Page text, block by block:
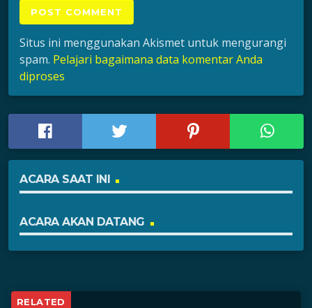
Situs ini menggunakan Akismet untuk mengurangi
spam. Pelajari bagaimana data komentar Anda
diproses
ACARA SAAT INI
ACARA AKAN DATANG
RELATED